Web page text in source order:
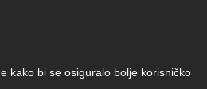
kako bi se osiguralo bolje korisničko